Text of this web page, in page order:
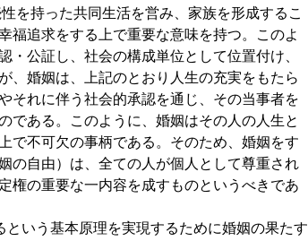
を持った共同生活を営み、家族を形成するこ
福追求をする上で重要な意味を持つ。このよ
・公証し、社会の構成単位として位置付け、
、婚姻は、上記のとおり人生の充実をもたら
それに伴う社会的承認を通じ、その当事者を
である。このように、婚姻はその人の人生と
で不可欠の事柄である。そのため、婚姻をす
の自由）は、全ての人が個人として尊重され
権の重要な一内容を成すものというべきであ
いう基本原理を実現するために婚姻の果たす